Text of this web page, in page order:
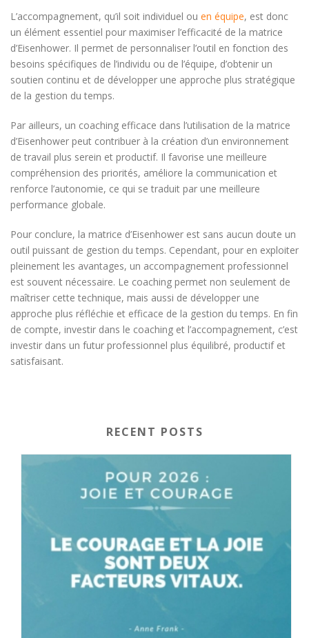
L’accompagnement, qu’il soit individuel ou en équipe, est donc
un élément essentiel pour maximiser l’efficacité de la matrice
d’Eisenhower. Il permet de personnaliser l’outil en fonction des
besoins spécifiques de l’individu ou de l’équipe, d’obtenir un
soutien continu et de développer une approche plus stratégique
de la gestion du temps.
Par ailleurs, un coaching efficace dans l’utilisation de la matrice
d’Eisenhower peut contribuer à la création d’un environnement
de travail plus serein et productif. Il favorise une meilleure
compréhension des priorités, améliore la communication et
renforce l’autonomie, ce qui se traduit par une meilleure
performance globale.
Pour conclure, la matrice d’Eisenhower est sans aucun doute un
outil puissant de gestion du temps. Cependant, pour en exploiter
pleinement les avantages, un accompagnement professionnel
est souvent nécessaire. Le coaching permet non seulement de
maîtriser cette technique, mais aussi de développer une
approche plus réfléchie et efficace de la gestion du temps. En fin
de compte, investir dans le coaching et l’accompagnement, c’est
investir dans un futur professionnel plus équilibré, productif et
satisfaisant.
RECENT POSTS